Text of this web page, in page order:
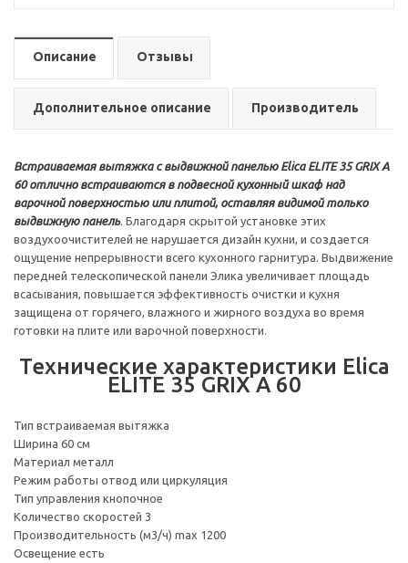
Описание Отзывы
Дополнительное описание Производитель
Встраиваемая вытяжка с выдвижной панелью Elica ELITE 35 GRIX A
60 отлично встраиваются в подвесной кухонный шкаф над
варочной поверхностью или плитой, оставляя видимой только
выдвижную панель. Благодаря скрытой установке этих
воздухоочистителей не нарушается дизайн кухни, и создается
ощущение непрерывности всего кухонного гарнитура. Выдвижение
передней телескопической панели Элика увеличивает площадь
всасывания, повышается эффективность очистки и кухня
защищена от горячего, влажного и жирного воздуха во время
готовки на плите или варочной поверхности.
Технические характеристики Elica
ELITE 35 GRIX A 60
Тип встраиваемая вытяжка
Ширина 60 см
Материал металл
Режим работы отвод или циркуляция
Тип управления кнопочное
Количество скоростей 3
Производительность (м3/ч) max 1200
Освещение есть